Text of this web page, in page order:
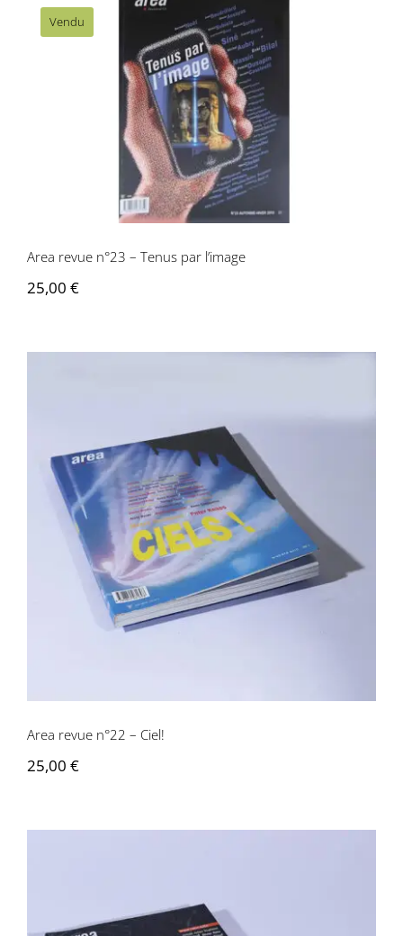
Vendu
Area revue n°23 – Tenus par l’image
Area revue n°23 – Tenus par l’image
25,00 €
Area revue n°22 – Ciel!
Area revue n°22 – Ciel!
25,00 €